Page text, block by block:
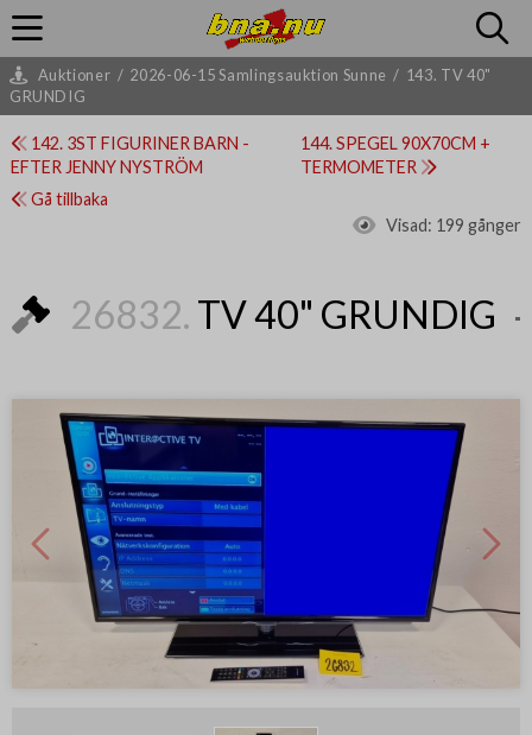
Auktioner / 2026-06-15 Samlingsauktion Sunne / 143. TV 40"
GRUNDIG
142. 3ST FIGURINER BARN -
EFTER JENNY NYSTRÖM
144. SPEGEL 90X70CM +
TERMOMETER
Gå tillbaka
Visad: 199 gånger
26832. TV 40" GRUNDIG